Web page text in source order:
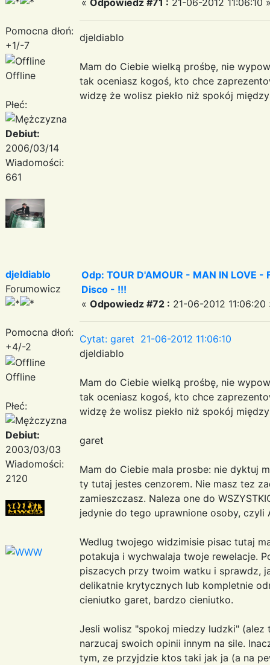
Pomocna dłoń:
+1/-7
Offline
Płeć:
Debiut:
2006/03/14
Wiadomości:
661
djeldiablo
Mam do Ciebie wielką prośbę, nie
tak oceniasz kogoś, kto chce
widzę że wolisz piekło niż spokój
djeldiablo
Forumowicz
Pomocna dłoń:
+4/-2
Offline
Płeć:
Debiut:
2003/03/03
Wiadomości:
2120
Odp: TOUR D'AMOUR - MAN IN LOVE
Disco - !!!
« Odpowiedz #72 : 21-06-2012 11:06:20
Cytat: garet 21-06-2012 11:06:10
djeldiablo
Mam do Ciebie wielką prośbę, nie
tak oceniasz kogoś, kto chce
widzę że wolisz piekło niż spokój
garet
Mam do Ciebie mala prosbe: nie dyktuj
ty tutaj jestes cenzorem. Nie masz tez
zamieszczasz. Naleza one do
jedynie do tego uprawnione osoby, czyli
Wedlug twojego widzimisie pisac tutaj
potakuja i wychwalaja twoje rewelacje.
piszacych przy twoim watku i sprawdz,
delikatnie krytycznych lub kompletnie
cieniutko garet, bardzo cieniutko.
Jesli wolisz "spokoj miedzy ludzki"
narzucaj swoich opinii innym na sile.
tym, ze przyjdzie ktos taki jak ja (a na